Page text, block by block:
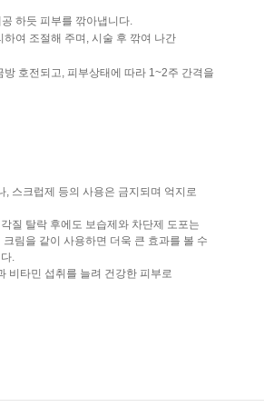
하듯 피부를 깎아냅니다.
여 조절해 주며, 시술 후 깎여 나간
호전되고, 피부상태에 따라 1~2주 간격을
스크럽제 등의 사용은 금지되며 억지로
질 탈락 후에도 보습제와 차단제 도포는
림을 같이 사용하면 더욱 큰 효과를 볼 수
.
비타민 섭취를 늘려 건강한 피부로